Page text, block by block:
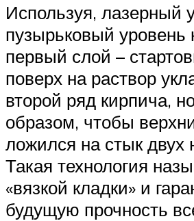
Используя, лазерный
пузырьковый уровень
первый слой –
поверх на раствор
второй ряд кирпича,
образом, чтобы
ложился на стык двух
Такая технология
«вязкой кладки» и
будущую прочность